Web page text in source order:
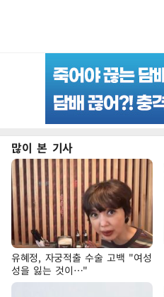
많이 본 기사
유혜정, 자궁적출 수술 고백 "여성
성을 잃는 것이…"